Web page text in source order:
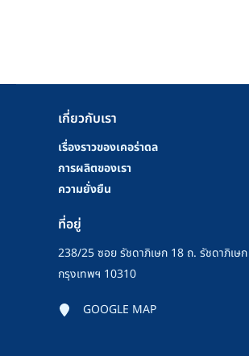
เกี่ยวกับเรา
เรื่องราวของเคอร่าดล
การผลิตของเรา
ความยั่งยืน
ที่อยู่
238/25 ซอย รัชดาภิเษก 18 ถ. รัชดาภิเษ
กรุงเทพฯ 10310
GOOGLE MAP